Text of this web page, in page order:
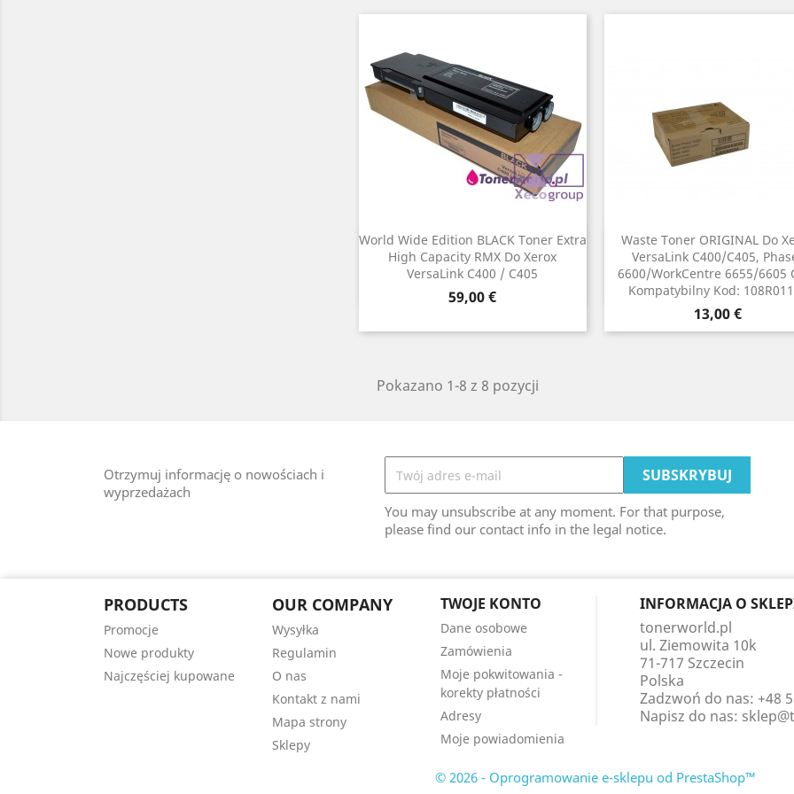
World Wide Edition BLACK Toner Extra
High Capacity RMX Do Xerox
VersaLink C400 / C405
Cena
59,00 €
 Szybki podgląd
Waste Toner ORIGINAL Do
VersaLink C400/C405,
6600/WorkCentre 6655/6605
Kompatybilny Kod:
Cena
13,00 €
Szybki podgląd
Pokazano 1-8 z 8 pozycji
Otrzymuj informację o nowościach i
wyprzedażach
You may unsubscribe at any moment. For that purpose,
please find our contact info in the legal notice.
PRODUCTS
Promocje
Nowe produkty
Najczęściej kupowane
OUR COMPANY
Wysyłka
Regulamin
O nas
Kontakt z nami
Mapa strony
Sklepy
TWOJE KONTO
Dane osobowe
Zamówienia
Moje pokwitowania -
korekty płatności
Adresy
Moje powiadomienia
INFORMACJA O
tonerworld.pl
ul. Ziemowita 10k
71-717 Szczecin
Polska
Zadzwoń do nas: +48
Napisz do nas:
© 2026 - Oprogramowanie e-sklepu od PrestaShop™